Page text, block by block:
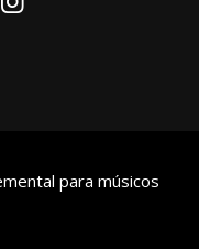
para músicos